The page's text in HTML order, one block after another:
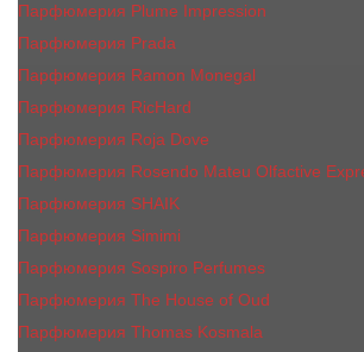
Парфюмерия Plume Impression
Парфюмерия Prada
Парфюмерия Ramon Monegal
Парфюмерия RicHard
Парфюмерия Roja Dove
Парфюмерия Rosendo Mateu Olfactive
Парфюмерия SHAIK
Парфюмерия Simimi
Парфюмерия Sospiro Perfumes
Парфюмерия The House of Oud
Парфюмерия Thomas Kosmala